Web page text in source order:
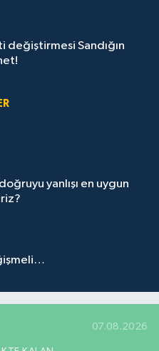
değiştirmesi Sandığın
yanlışı en uygun
07.08.2026